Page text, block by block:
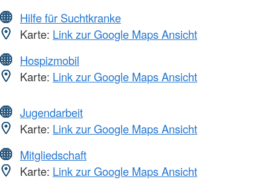
Hilfe für Suchtkranke
Karte: Link zur Google Maps Ansicht
Hospizmobil
Karte: Link zur Google Maps Ansicht
Jugendarbeit
Karte: Link zur Google Maps Ansicht
Mitgliedschaft
Karte: Link zur Google Maps Ansicht